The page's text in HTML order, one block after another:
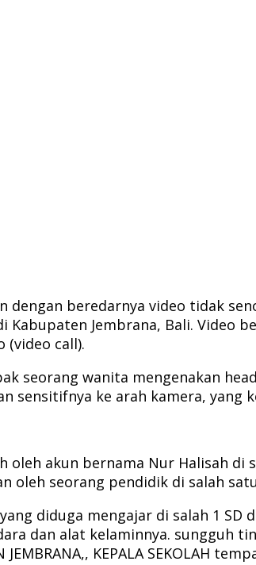
dengan beredarnya video tidak
Kabupaten Jembrana, Bali.
(video call).
seorang wanita mengenakan
sensitifnya ke arah kamera,
akun bernama Nur Halisah
oleh seorang pendidik di salah
diduga mengajar di salah 1
dan alat kelaminnya. sungguh
JEMBRANA,, KEPALA